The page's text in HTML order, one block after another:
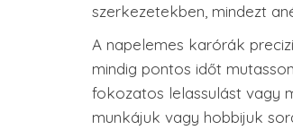
szerkezetekben, mindezt
A napelemes karórák
mindig pontos időt
fokozatos lelassulást vagy
munkájuk vagy hobbijuk